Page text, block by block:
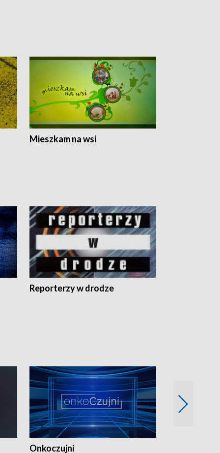
Mieszkam na wsi
Reporterzy w drodze
Onkoczujni